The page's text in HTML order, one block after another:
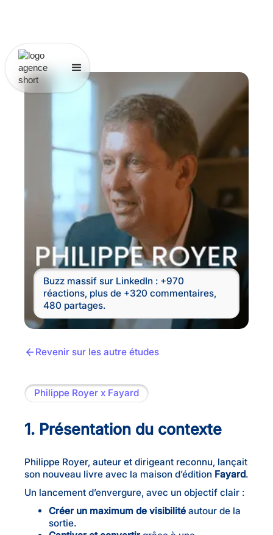
Buzz massif sur LinkedIn : +970
réactions, plus de +320 commentaires,
480 partages.
Revenir sur les autre études
Philippe Royer x Fayard
1. Présentation du contexte
Philippe Royer, auteur et dirigeant reconnu, lançait
son nouveau livre avec la maison d’édition Fayard.
Un lancement d’envergure, avec un objectif clair :
Créer un maximum de visibilité autour de la
sortie.